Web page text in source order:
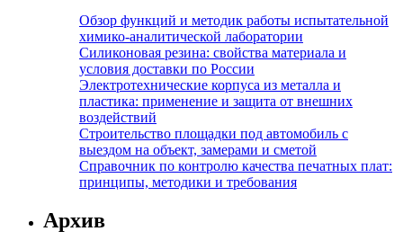
Обзор функций и методик работы испытательной
химико-аналитической лаборатории
Силиконовая резина: свойства материала и
условия доставки по России
Электротехнические корпуса из металла и
пластика: применение и защита от внешних
воздействий
Строительство площадки под автомобиль с
выездом на объект, замерами и сметой
Справочник по контролю качества печатных плат:
принципы, методики и требования
Архив